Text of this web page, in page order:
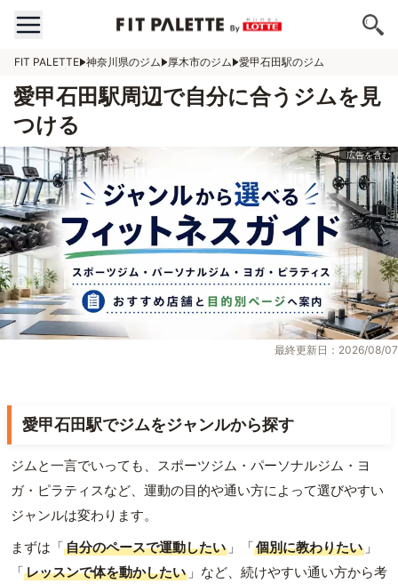
FIT PALETTE 神奈川県のジム 厚木市のジム 愛甲石田駅のジム
愛甲石田駅周辺で自分に合うジムを見
つける
最終更新日：2026/08/07
愛甲石田駅でジムをジャンルから探す
ジムと一言でいっても、スポーツジム・パーソナルジム・ヨ
ガ・ピラティスなど、運動の目的や通い方によって選びやすい
ジャンルは変わります。
まずは「自分のペースで運動したい 」「個別に教わりたい 」
「レッスンで体を動かしたい 」など、続けやすい通い方から考